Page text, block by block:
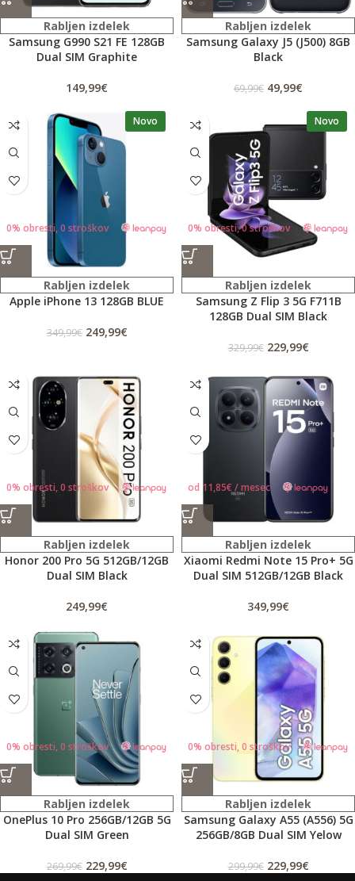
Rabljen izdelek
Samsung G990 S21 FE 128GB
Dual SIM Graphite
149,99€
Rabljen izdelek
Samsung Galaxy J5 (J500) 8GB
Black
69,99€ 49,99€
Novo
0% obresti, 0 stroškov
Rabljen izdelek
Apple iPhone 13 128GB BLUE
349,99€ 249,99€
Novo
0% obresti, 0 stroškov
Rabljen izdelek
Samsung Z Flip 3 5G F711B
128GB Dual SIM Black
329,99€ 229,99€
0% obresti, 0 stroškov
Rabljen izdelek
Honor 200 Pro 5G 512GB/12GB
Dual SIM Black
249,99€
od 11,85€ / mesec
Rabljen izdelek
Xiaomi Redmi Note 15 Pro+ 5G
Dual SIM 512GB/12GB Black
349,99€
0% obresti, 0 stroškov
Rabljen izdelek
OnePlus 10 Pro 256GB/12GB 5G
Dual SIM Green
269,99€ 229,99€
0% obresti, 0 stroškov
Rabljen izdelek
Samsung Galaxy A55 (A556) 5G
256GB/8GB Dual SIM Yelow
299,99€ 229,99€